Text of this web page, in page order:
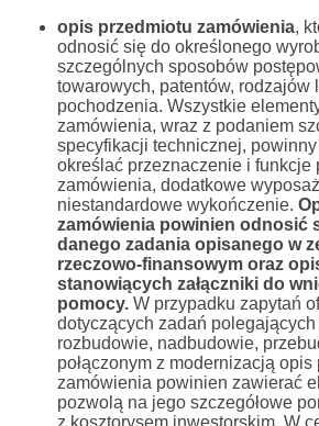
opis przedmiotu zamówienia,
odnosić się do określonego
szczególnych sposobów
towarowych, patentów, rodzajów
pochodzenia. Wszystkie
zamówienia, wraz z podaniem
specyfikacji technicznej,
określać przeznaczenie i funkcje
zamówienia, dodatkowe
niestandardowe wykończenie.
zamówienia powinien odnosić
danego zadania opisanego w
rzeczowo-finansowym oraz
stanowiących załączniki do
pomocy. W przypadku zapytań
dotyczących zadań
rozbudowie, nadbudowie,
połączonym z modernizacją opis
zamówienia powinien zawierać
pozwolą na jego szczegółowe
z kosztorysem inwestorskim. W